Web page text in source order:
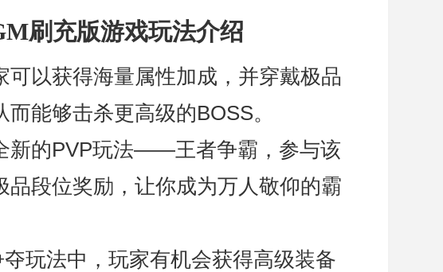
刷充版游戏玩法介绍
可以获得海量属性加成，并穿戴极品
能够击杀更高级的BOSS。
新的PVP玩法——王者争霸，参与该
品段位奖励，让你成为万人敬仰的霸
玩法中，玩家有机会获得高级装备